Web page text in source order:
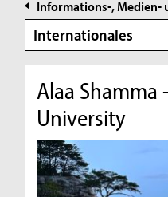
Informations-, Medien-
Internationales
Alaa Shamma
University